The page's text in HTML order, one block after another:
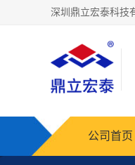
公司首页